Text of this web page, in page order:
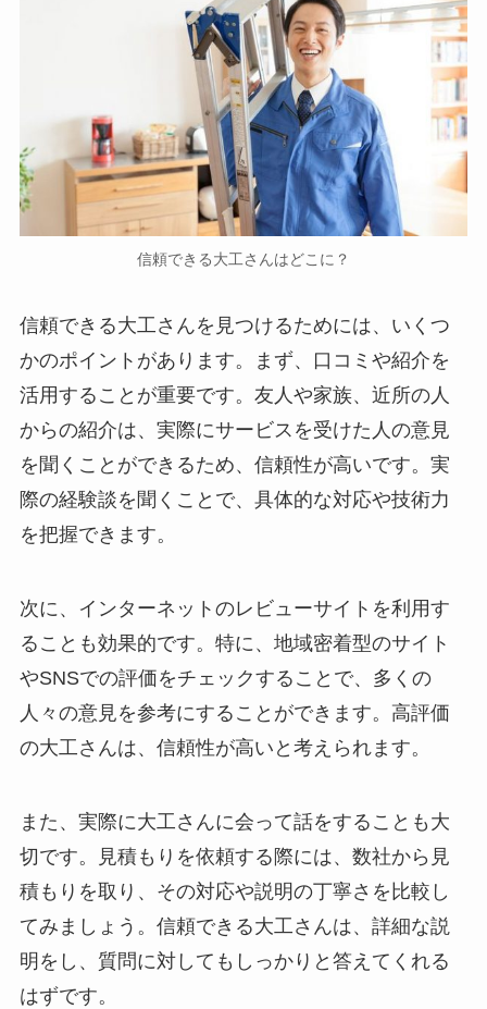
信頼できる大工さんはどこに？
信頼できる大工さんを見つけるためには、いくつ
かのポイントがあります。まず、口コミや紹介を
活用することが重要です。友人や家族、近所の人
からの紹介は、実際にサービスを受けた人の意見
を聞くことができるため、信頼性が高いです。実
際の経験談を聞くことで、具体的な対応や技術力
を把握できます。
次に、インターネットのレビューサイトを利用す
ることも効果的です。特に、地域密着型のサイト
やSNSでの評価をチェックすることで、多くの
人々の意見を参考にすることができます。高評価
の大工さんは、信頼性が高いと考えられます。
また、実際に大工さんに会って話をすることも大
切です。見積もりを依頼する際には、数社から見
積もりを取り、その対応や説明の丁寧さを比較し
てみましょう。信頼できる大工さんは、詳細な説
明をし、質問に対してもしっかりと答えてくれる
はずです。